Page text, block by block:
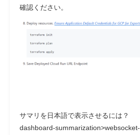
確認ください。
サマリを日本語で表示させるには？
dashboard-summarization>websocket-